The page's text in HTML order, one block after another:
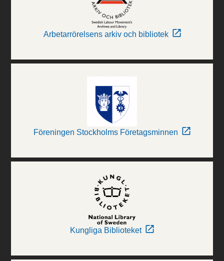
Arbetarrörelsens arkiv och bibliotek
Föreningen Stockholms Företagsminnen
Kungliga Biblioteket